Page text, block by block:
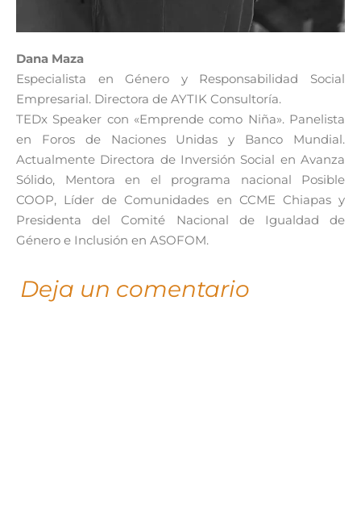
Dana Maza
Especialista en Género y Responsabilidad Social
Empresarial. Directora de AYTIK Consultoría.
TEDx Speaker con «Emprende como Niña». Panelista
en Foros de Naciones Unidas y Banco Mundial.
Actualmente Directora de Inversión Social en Avanza
Sólido, Mentora en el programa nacional Posible
COOP, Líder de Comunidades en CCME Chiapas y
Presidenta del Comité Nacional de Igualdad de
Género e Inclusión en ASOFOM.
Deja un comentario